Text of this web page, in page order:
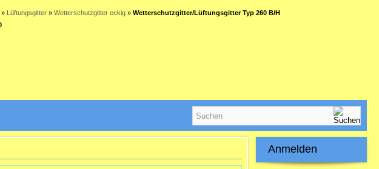
Lüftungsgitter» Wetterschutzgitter eckig» Wetterschutzgitter/Lüftungsgitter Typ 260 B/H
Anmelden